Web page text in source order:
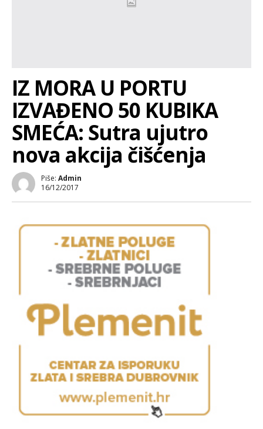
IZ MORA U PORTU
IZVAĐENO 50 KUBIKA
SMEĆA: Sutra ujutro
nova akcija čišćenja
Piše: Admin
16/12/2017